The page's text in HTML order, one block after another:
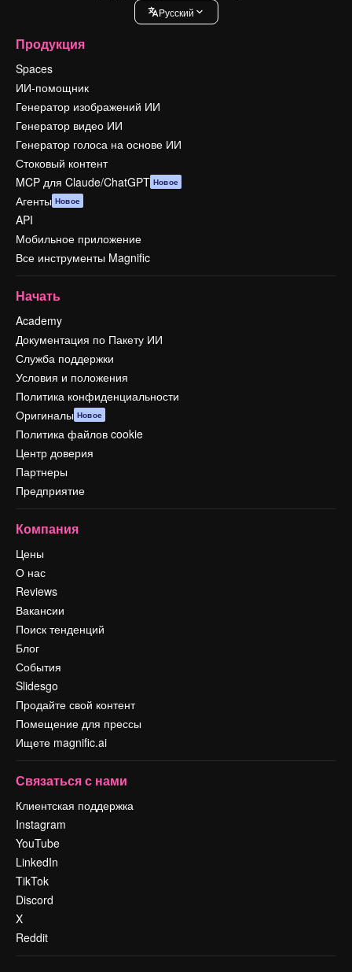
Pусский
Продукция
Spaces
ИИ-помощник
Генератор изображений ИИ
Генератор видео ИИ
Генератор голоса на основе ИИ
Стоковый контент
MCP для Claude/ChatGPT Новое
Агенты Новое
API
Мобильное приложение
Все инструменты Magnific
Начать
Academy
Документация по Пакету ИИ
Служба поддержки
Условия и положения
Политика конфиденциальности
Оригиналы Новое
Политика файлов cookie
Центр доверия
Партнеры
Предприятие
Компания
Цены
О нас
Reviews
Вакансии
Поиск тенденций
Блог
События
Slidesgo
Продайте свой контент
Помещение для прессы
Ищете magnific.ai
Связаться с нами
Клиентская поддержка
Instagram
YouTube
LinkedIn
TikTok
Discord
X
Reddit